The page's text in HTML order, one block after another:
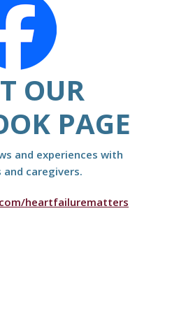
OUR
PAGE
and experiences with
caregivers.
heartfailurematters